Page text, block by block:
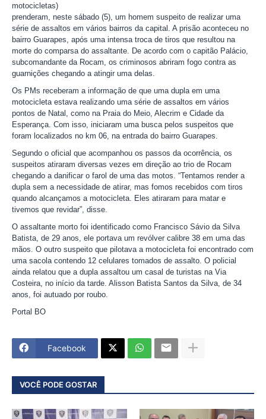
motocicletas)
prenderam, neste sábado (5), um homem suspeito de realizar uma
série de assaltos em vários bairros da capital. A prisão aconteceu no
bairro Guarapes, após uma intensa troca de tiros que resultou na
morte do comparsa do assaltante. De acordo com o capitão Palácio,
subcomandante da Rocam, os criminosos abriram fogo contra as
guarnições chegando a atingir uma delas.
Os PMs receberam a informação de que uma dupla em uma
motocicleta estava realizando uma série de assaltos em vários
pontos de Natal, como na Praia do Meio, Alecrim e Cidade da
Esperança. Com isso, iniciaram uma busca pelos suspeitos que
foram localizados no km 06, na entrada do bairro Guarapes.
Segundo o oficial que acompanhou os passos da ocorrência, os
suspeitos atiraram diversas vezes em direção ao trio de Rocam
chegando a danificar o farol de uma das motos. “Tentamos render a
dupla sem a necessidade de atirar, mas fomos recebidos com tiros
quando alcançamos a motocicleta. Eles atiraram para matar e
tivemos que revidar”, disse.
O assaltante morto foi identificado como Francisco Sávio da Silva
Batista, de 29 anos, ele portava um revólver calibre 38 em uma das
mãos. O outro suspeito que pilotava a motocicleta foi encontrado com
uma sacola contendo 12 celulares tomados de assalto. O policial
ainda relatou que a dupla assaltou um casal de turistas na Via
Costeira, no início da tarde. Alisson Batista Santos da Silva, de 34
anos, foi autuado por roubo.
Portal BO
Facebook
VOCÊ PODE GOSTAR